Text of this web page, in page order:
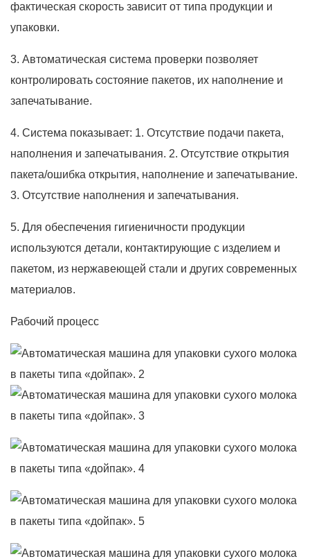
фактическая скорость зависит от типа продукции и
упаковки.
3. Автоматическая система проверки позволяет
контролировать состояние пакетов, их наполнение и
запечатывание.
4. Система показывает: 1. Отсутствие подачи пакета,
наполнения и запечатывания. 2. Отсутствие открытия
пакета/ошибка открытия, наполнение и запечатывание.
3. Отсутствие наполнения и запечатывания.
5. Для обеспечения гигиеничности продукции
используются детали, контактирующие с изделием и
пакетом, из нержавеющей стали и других современных
материалов.
Рабочий процесс